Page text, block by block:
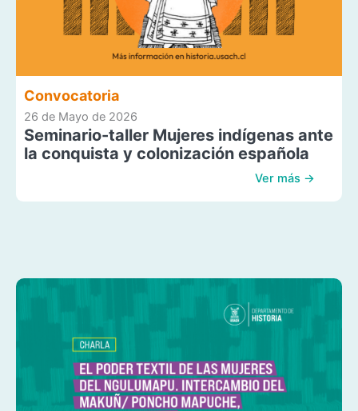
Convocatoria
26 de Mayo de 2026
Seminario-taller Mujeres indígenas ante
la conquista y colonización española
Ver más →